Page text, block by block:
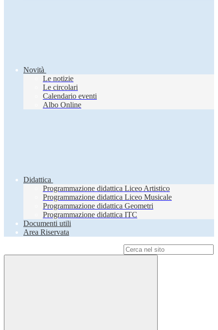
Novità
Le notizie
Le circolari
Calendario eventi
Albo Online
Didattica
Programmazione didattica Liceo Artistico
Programmazione didattica Liceo Musicale
Programmazione didattica Geometri
Programmazione didattica ITC
Documenti utili
Area Riservata